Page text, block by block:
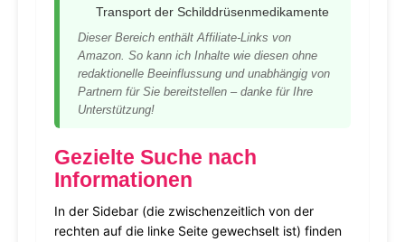
Transport der Schilddrüsenmedikamente
Dieser Bereich enthält Affiliate-Links von
Amazon. So kann ich Inhalte wie diesen ohne
redaktionelle Beeinflussung und unabhängig von
Partnern für Sie bereitstellen – danke für Ihre
Unterstützung!
Gezielte Suche nach
Informationen
In der Sidebar (die zwischenzeitlich von der
rechten auf die linke Seite gewechselt ist) finden